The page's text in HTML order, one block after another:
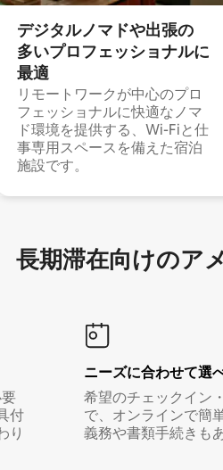
デジタルノマドや出⁠張⁠の
多⁠いプ⁠ロ⁠フ⁠ェ⁠ッ⁠シ⁠ョ⁠ナ⁠ル⁠に
最⁠適
リモートワークが中心のプロ
フェッショナルに快適なノマ
ド環境を提供する、Wi-Fiと仕
事専用スペースを備えた宿泊
施設です。
長期滞在向け⁠のア⁠
付
り
ニーズに合わせて選
希望のチェックイン
で、オンラインで簡
義務や書類手続きも